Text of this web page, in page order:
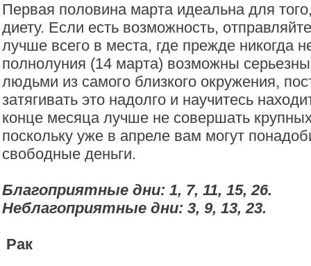
Первая половина марта идеальна для
диету. Если есть возможность,
лучше всего в места, где прежде никогда
полнолуния (14 марта) возможны
людьми из самого близкого окружения,
затягивать это надолго и научитесь
конце месяца лучше не совершать
поскольку уже в апреле вам могут
свободные деньги.
Благоприятные дни: 1, 7, 11, 15, 26.
Неблагоприятные дни: 3, 9, 13, 23.
Рак